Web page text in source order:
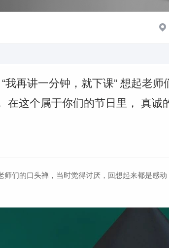
我再讲一分钟，就下课” 想起老师
在这个属于你们的节日里， 真诚
师们的口头禅，当时觉得讨厌，回想起来都是感动